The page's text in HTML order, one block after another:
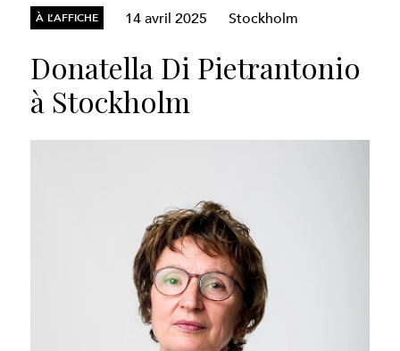
À L’AFFICHE 14 avril 2025 Stockholm
Donatella Di Pietrantonio
à Stockholm